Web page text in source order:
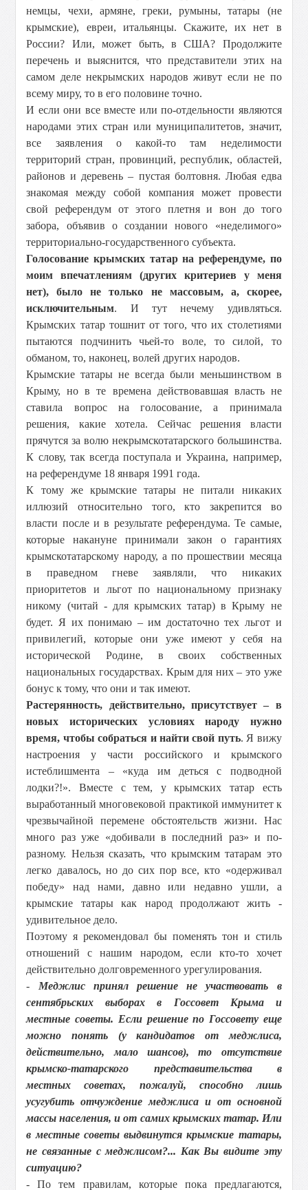
немцы, чехи, армяне, греки, румыны, татары (не
крымские), евреи, итальянцы. Скажите, их нет в
России? Или, может быть, в США? Продолжите
перечень и выяснится, что представители этих на
самом деле некрымских народов живут если не по
всему миру, то в его половине точно.
И если они все вместе или по-отдельности являются
народами этих стран или муниципалитетов, значит,
все заявления о какой-то там неделимости
территорий стран, провинций, республик, областей,
районов и деревень – пустая болтовня. Любая едва
знакомая между собой компания может провести
свой референдум от этого плетня и вон до того
забора, объявив о создании нового «неделимого»
территориально-государственного субъекта.
Голосование крымских татар на референдуме, по
моим впечатлениям (других критериев у меня
нет), было не только не массовым, а, скорее,
исключительным. И тут нечему удивляться.
Крымских татар тошнит от того, что их столетиями
пытаются подчинить чьей-то воле, то силой, то
обманом, то, наконец, волей других народов.
Крымские татары не всегда были меньшинством в
Крыму, но в те времена действовавшая власть не
ставила вопрос на голосование, а принимала
решения, какие хотела. Сейчас решения власти
прячутся за волю некрымскотатарского большинства.
К слову, так всегда поступала и Украина, например,
на референдуме 18 января 1991 года.
К тому же крымские татары не питали никаких
иллюзий относительно того, кто закрепится во
власти после и в результате референдума. Те самые,
которые накануне принимали закон о гарантиях
крымскотатарскому народу, а по прошествии месяца
в праведном гневе заявляли, что никаких
приоритетов и льгот по национальному признаку
никому (читай - для крымских татар) в Крыму не
будет. Я их понимаю – им достаточно тех льгот и
привилегий, которые они уже имеют у себя на
исторической Родине, в своих собственных
национальных государствах. Крым для них – это уже
бонус к тому, что они и так имеют.
Растерянность, действительно, присутствует – в
новых исторических условиях народу нужно
время, чтобы собраться и найти свой путь. Я вижу
настроения у части российского и крымского
истеблишмента – «куда им деться с подводной
лодки?!». Вместе с тем, у крымских татар есть
выработанный многовековой практикой иммунитет к
чрезвычайной перемене обстоятельств жизни. Нас
много раз уже «добивали в последний раз» и по-
разному. Нельзя сказать, что крымским татарам это
легко давалось, но до сих пор все, кто «одерживал
победу» над нами, давно или недавно ушли, а
крымские татары как народ продолжают жить -
удивительное дело.
Поэтому я рекомендовал бы поменять тон и стиль
отношений с нашим народом, если кто-то хочет
действительно долговременного урегулирования.
- Меджлис принял решение не участвовать в
сентябрьских выборах в Госсовет Крыма и
местные советы. Если решение по Госсовету еще
можно понять (у кандидатов от меджлиса,
действительно, мало шансов), то отсутствие
крымско-татарского представительства в
местных советах, пожалуй, способно лишь
усугубить отчуждение меджлиса и от основной
массы населения, и от самих крымских татар. Или
в местные советы выдвинутся крымские татары,
не связанные с меджлисом?... Как Вы видите эту
ситуацию?
- По тем правилам, которые пока предлагаются,